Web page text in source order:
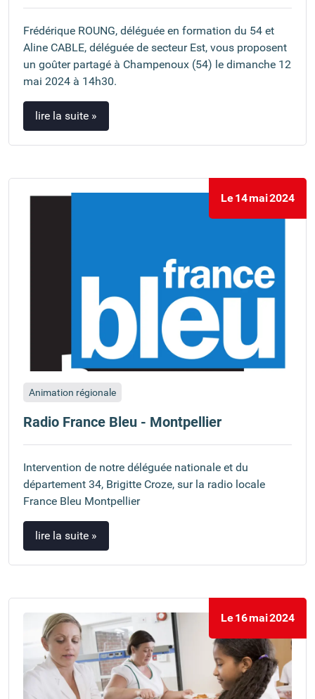
Frédérique ROUNG, déléguée en formation du 54 et
Aline CABLE, déléguée de secteur Est, vous proposent
un goûter partagé à Champenoux (54) le dimanche 12
mai 2024 à 14h30.
lire la suite »
Le14mai2024
Animation régionale
Radio France Bleu - Montpellier
Intervention de notre déléguée nationale et du
département 34, Brigitte Croze, sur la radio locale
France Bleu Montpellier
lire la suite »
Le16mai2024